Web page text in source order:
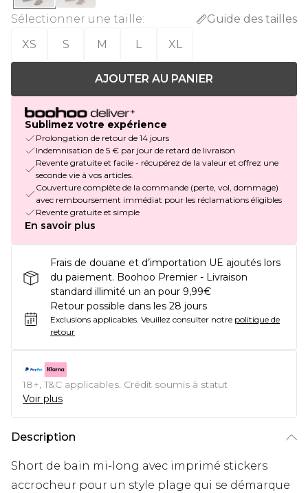
Sélectionner une taille:
Guide des tailles
XS
S M L XL
AJOUTER AU PANIER
Sublimez votre expérience
Prolongation de retour de 14 jours
Indemnisation de 5 € par jour de retard de livraison
Revente gratuite et facile - récupérez de la valeur et offrez une
seconde vie à vos articles.
Couverture complète de la commande (perte, vol, dommage)
avec remboursement immédiat pour les réclamations éligibles
Revente gratuite et simple
En savoir plus
Frais de douane et d’importation UE ajoutés lors
du paiement. Boohoo Premier - Livraison
standard illimité un an pour 9,99€
Retour possible dans les 28 jours
Exclusions applicables. Veuillez consulter notre politique de
retour
18+, T&C applicables. Crédit soumis à statut
Voir plus
Description
Short de bain mi-long avec imprimé stickers
accrocheur pour un style plage qui se démarque